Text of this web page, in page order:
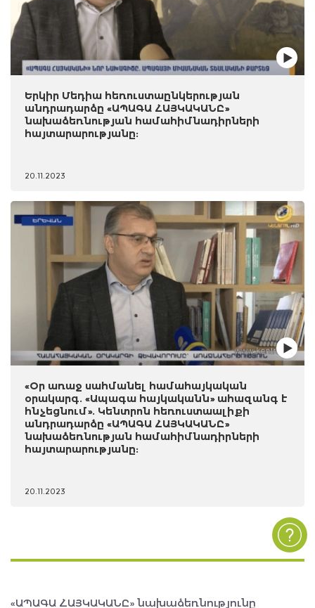
Երկիր Մեդիա հեռուստաընկերության
անդրադարձը «ԱՊԱԳԱ ՀԱՅԿԱԿԱՆԸ»
նախաձեռնության համահիմնադիրների
հայտարարությանը:
20.11.2023
«Օր առաջ սահմանել համահայկական
օրակարգ. «Ապագա հայկականն» ահազանգ է
հնչեցնում». Կենտրոն հեռուստաալիքի
անդրադարձը «ԱՊԱԳԱ ՀԱՅԿԱԿԱՆԸ»
նախաձեռնության համահիմնադիրների
հայտարարությանը:
20.11.2023
«ԱՊԱԳԱ ՀԱՅԿԱԿԱՆԸ» նախաձեռնությունը